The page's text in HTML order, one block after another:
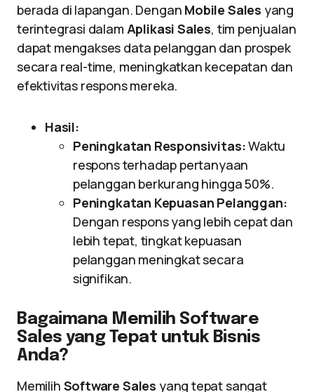
berada di lapangan. Dengan Mobile Sales yang
terintegrasi dalam Aplikasi Sales, tim penjualan
dapat mengakses data pelanggan dan prospek
secara real-time, meningkatkan kecepatan dan
efektivitas respons mereka.
Hasil:
Peningkatan Responsivitas:Waktu
respons terhadap pertanyaan
pelanggan berkurang hingga 50%.
Peningkatan Kepuasan Pelanggan:
Dengan respons yang lebih cepat dan
lebih tepat, tingkat kepuasan
pelanggan meningkat secara
signifikan.
Bagaimana Memilih Software
Sales yang Tepat untuk Bisnis
Anda?
Memilih Software Sales yang tepat sangat